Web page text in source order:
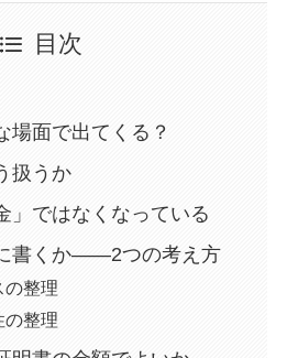
目次
場面で出てくる？
扱うか
」ではなくなっている
書くか——2つの考え方
の整理
の整理